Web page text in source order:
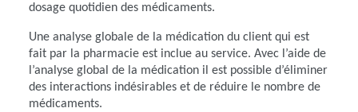
dosage quotidien des médicaments.
Une analyse globale de la médication du client qui est
fait par la pharmacie est inclue au service. Avec l’aide de
l’analyse global de la médication il est possible d’éliminer
des interactions indésirables et de réduire le nombre de
médicaments.